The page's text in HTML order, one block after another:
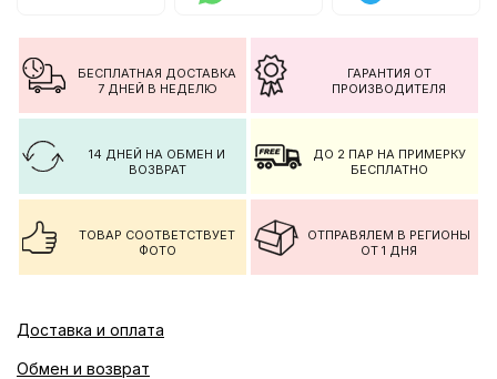
БЕСПЛАТНАЯ ДОСТАВКА
7 ДНЕЙ В НЕДЕЛЮ
ГАРАНТИЯ ОТ
ПРОИЗВОДИТЕЛЯ
14 ДНЕЙ НА ОБМЕН И
ВОЗВРАТ
ДО 2 ПАР НА ПРИМЕРКУ
БЕСПЛАТНО
ТОВАР СООТВЕТСТВУЕТ
ФОТО
ОТПРАВЯЛЕМ В РЕГИОНЫ
ОТ 1 ДНЯ
Доставка и оплата
Обмен и возврат